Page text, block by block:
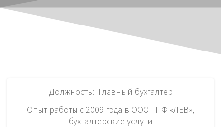
Должность: Главный бухгалтер
Опыт работы с 2009 года в ООО ТПФ «ЛЕВ»,
бухгалтерские услуги